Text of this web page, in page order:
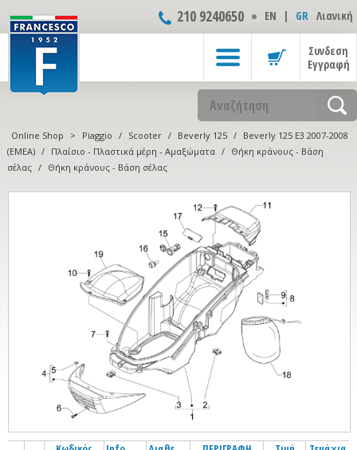
210 9240650 ΕΝ | GR Λιανική
Συνδεση
Εγγραφή
Online Shop > Piaggio / Scooter / Beverly 125 / Beverly 125 E3 2007-2008
(EMEA) / Πλαίσιο - Πλαστικά μέρη - Αμαξώματα / Θήκη κράνους - Βάση
σέλας / Θήκη κράνους - Βάση σέλας